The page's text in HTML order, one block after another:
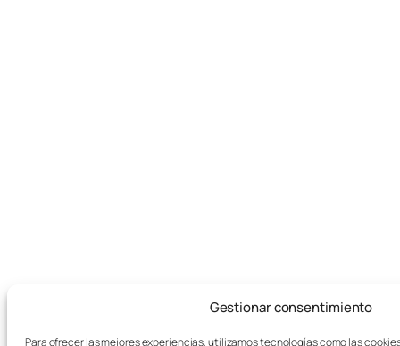
Gestionar consentimiento
Para ofrecer las mejores experiencias, utilizamos tecnologías como las